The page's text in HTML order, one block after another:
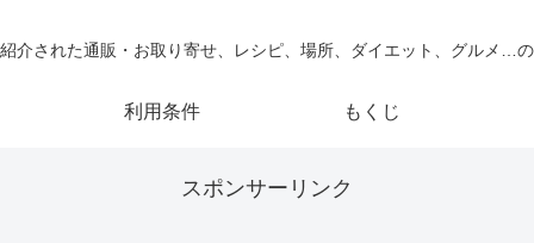
介された通販・お取り寄せ、レシピ、場所、ダイエット、グルメ…
利用条件 もくじ
スポンサーリンク